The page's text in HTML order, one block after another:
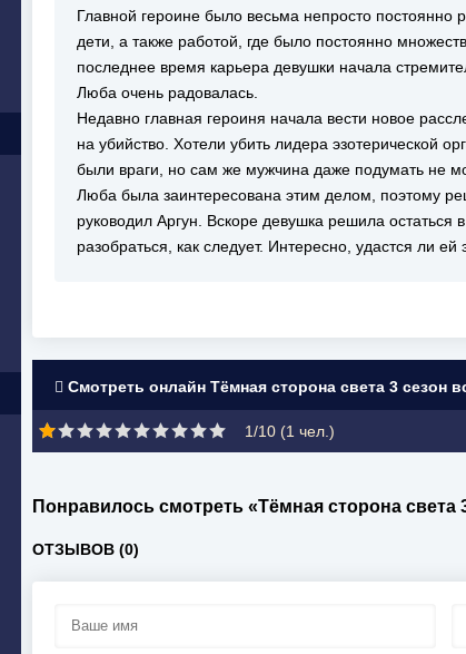
Главной героине было весьма непросто
дети, а также работой, где было постоянно
последнее время карьера девушки начала
Люба очень радовалась.
Недавно главная героиня начала вести новое
на убийство. Хотели убить лидера эзотерической
были враги, но сам же мужчина даже подумать не
Люба была заинтересована этим делом, поэтому
руководил Аргун. Вскоре девушка решила остаться
разобраться, как следует. Интересно, удастся ли ей
Смотреть онлайн Тёмная сторона света 3 сезон
1/10 (1 чел.)
Понравилось смотреть «Тёмная сторона света
ОТЗЫВОВ (0)